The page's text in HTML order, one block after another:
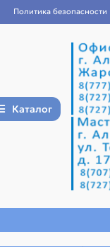
Политика безопасности
Каталог